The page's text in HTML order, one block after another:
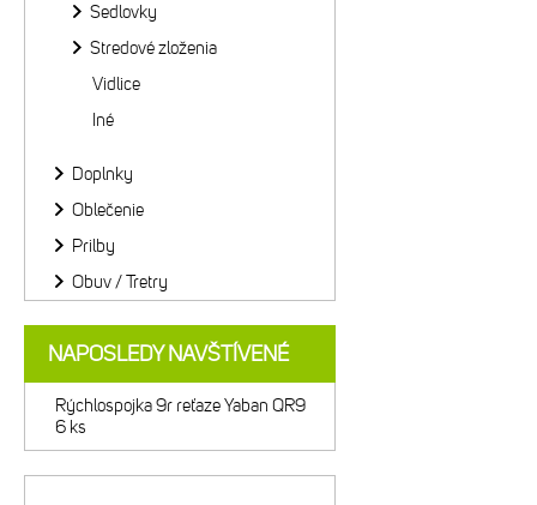
Sedlovky
Stredové zloženia
Vidlice
Iné
Doplnky
Oblečenie
Prilby
Obuv / Tretry
NAPOSLEDY NAVŠTÍVENÉ
Rýchlospojka 9r reťaze Yaban QR9
6 ks